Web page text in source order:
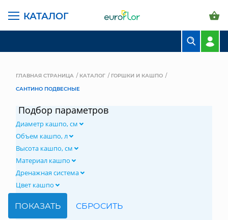
КАТАЛОГ
СВАДЕБНАЯ ФЛОРИСТИКА
ГЛАВНАЯ СТРАНИЦА КАТАЛОГ
ГОРШКИ И КАШПО
САНТИНО ПОДВЕСНЫЕ
Подбор параметров
Диаметр кашпо, см
Объем кашпо, л
Высота кашпо, см
Материал кашпо
Дренажная система
Цвет кашпо